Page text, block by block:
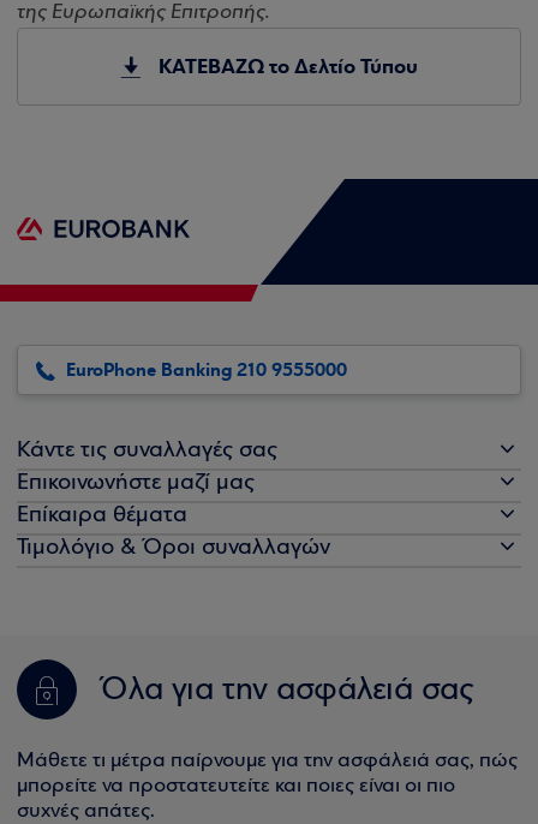
της Ευρωπαϊκής Επιτροπής.
ΚΑΤΕΒΑΖΩ το Δελτίο Τύπου
EuroPhone Banking 210 9555000
Κάντε τις συναλλαγές σας
Επικοινωνήστε μαζί μας
Επίκαιρα θέματα
Τιμολόγιο & Όροι συναλλαγών
Όλα για την ασφάλειά σας
Μάθετε τι μέτρα παίρνουμε για την ασφάλειά σας, πώς
μπορείτε να προστατευτείτε και ποιες είναι οι πιο
συχνές απάτες.